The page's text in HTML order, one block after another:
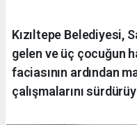
Kızıltepe Belediyesi,
gelen ve üç çocuğun
faciasının ardından
çalışmalarını